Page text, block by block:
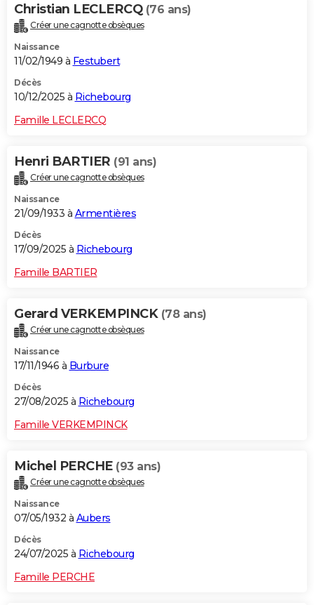
Christian LECLERCQ (76 ans)
Créer une cagnotte obsèques
Naissance
11/02/1949 à Festubert
Décès
10/12/2025 à Richebourg
Famille LECLERCQ
Henri BARTIER (91 ans)
Créer une cagnotte obsèques
Naissance
21/09/1933 à Armentières
Décès
17/09/2025 à Richebourg
Famille BARTIER
Gerard VERKEMPINCK (78 ans)
Créer une cagnotte obsèques
Naissance
17/11/1946 à Burbure
Décès
27/08/2025 à Richebourg
Famille VERKEMPINCK
Michel PERCHE (93 ans)
Créer une cagnotte obsèques
Naissance
07/05/1932 à Aubers
Décès
24/07/2025 à Richebourg
Famille PERCHE